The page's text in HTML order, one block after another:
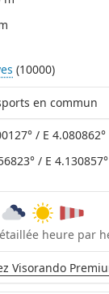
(10000)
en commun
/ E 4.080862°
/ E 4.130857°
heure par
Visorando